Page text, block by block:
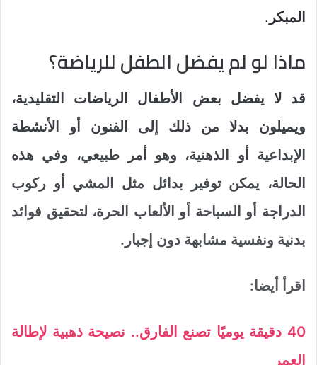
المبكر.
ماذا لو لم يفضل الطفل للرياضة؟
قد لا يفضل بعض الأطفال الرياضات التقليدية،
ويميلون بدلا من ذلك إلى الفنون أو الأنشطة
الإبداعية أو الذهنية، وهو أمر طبيعي، وفي هذه
الحالة، يمكن توفير بدائل مثل المشي أو ركوب
الدراجة أو السباحة أو الألعاب الحرة، لتحقيق فوائد
بدنية ونفسية مشابهة دون إجبار.
اقرأ أيضا:
40 دقيقة يوميًا تصنع الفارق.. نصيحة ذهبية لإطالة
العمر